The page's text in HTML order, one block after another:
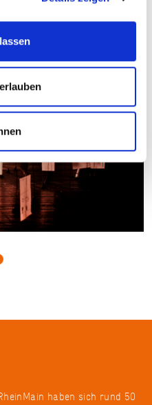
haben sich rund 50